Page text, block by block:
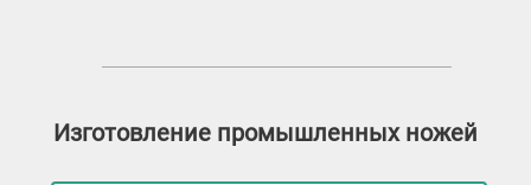
Изготовление промышленных ножей